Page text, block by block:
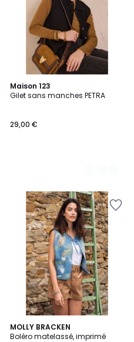
Maison 123
Gilet sans manches PETRA
29,00 €
2
Couleurs
MOLLY BRACKEN
Boléro matelassé, imprimé